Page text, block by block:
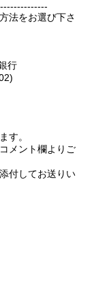
法をお選び下さ
行
す。
メント欄よりご
付してお送りい